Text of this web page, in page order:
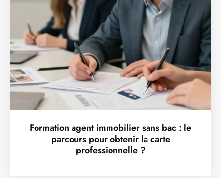
Formation agent immobilier sans bac : le
parcours pour obtenir la carte
professionnelle ?